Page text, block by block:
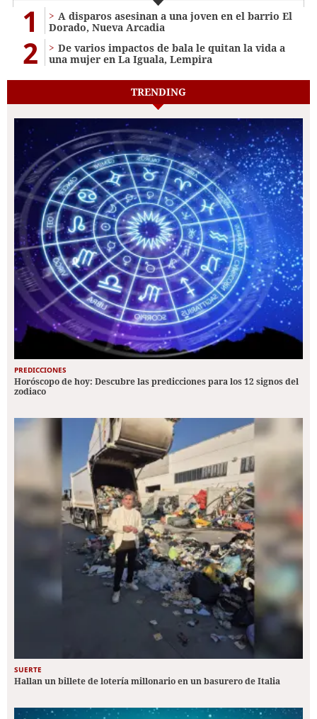
1
A disparos asesinan a una joven en el barrio El
Dorado, Nueva Arcadia
2
De varios impactos de bala le quitan la vida a
una mujer en La Iguala, Lempira
TRENDING
PREDICCIONES
Horóscopo de hoy: Descubre las predicciones para los 12 signos del
zodiaco
SUERTE
Hallan un billete de lotería millonario en un basurero de Italia